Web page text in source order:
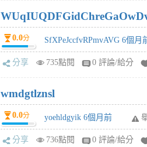
0.0分 SfXPeJccfvRPmvAVG 6個月
分享 735點閱 0 評論/給分
wmdgtlznsl
0.0分 yoehldgyik 6個月前
分享 736點閱 0 評論/給分